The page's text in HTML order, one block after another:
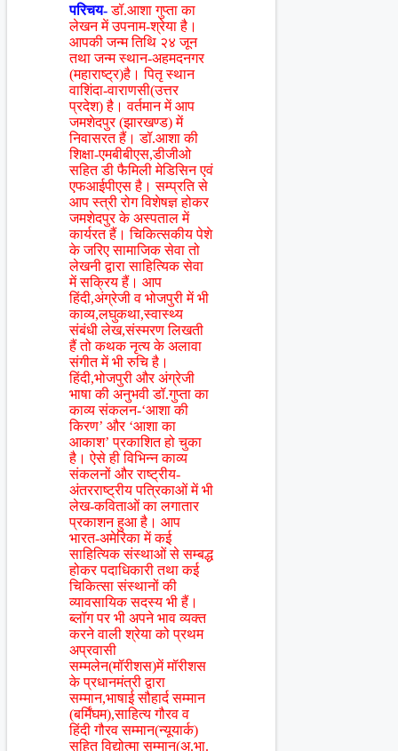
परिचय-डॉ.आशा गुप्ता का
लेखन में उपनाम-श्रेया है।
आपकी जन्म तिथि २४ जून
तथा जन्म स्थान-अहमदनगर
(महाराष्ट्र)है। पितृ स्थान
वाशिंदा-वाराणसी(उत्तर
प्रदेश) है। वर्तमान में आप
जमशेदपुर (झारखण्ड) में
निवासरत हैं। डॉ.आशा की
शिक्षा-एमबीबीएस,डीजीओ
सहित डी फैमिली मेडिसिन एवं
एफआईपीएस है। सम्प्रति से
आप स्त्री रोग विशेषज्ञ होकर
जमशेदपुर के अस्पताल में
कार्यरत हैं। चिकित्सकीय पेशे
के जरिए सामाजिक सेवा तो
लेखनी द्वारा साहित्यिक सेवा
में सक्रिय हैं। आप
हिंदी,अंग्रेजी व भोजपुरी में भी
काव्य,लघुकथा,स्वास्थ्य
संबंधी लेख,संस्मरण लिखती
हैं तो कथक नृत्य के अलावा
संगीत में भी रुचि है।
हिंदी,भोजपुरी और अंग्रेजी
भाषा की अनुभवी डॉ.गुप्ता का
काव्य संकलन-‘आशा की
किरण’ और ‘आशा का
आकाश’ प्रकाशित हो चुका
है। ऐसे ही विभिन्न काव्य
संकलनों और राष्ट्रीय-
अंतरराष्ट्रीय पत्रिकाओं में भी
लेख-कविताओं का लगातार
प्रकाशन हुआ है। आप
भारत-अमेरिका में कई
साहित्यिक संस्थाओं से सम्बद्ध
होकर पदाधिकारी तथा कई
चिकित्सा संस्थानों की
व्यावसायिक सदस्य भी हैं।
ब्लॉग पर भी अपने भाव व्यक्त
करने वाली श्रेया को प्रथम
अप्रवासी
सम्मलेन(मॉरीशस)में मॉरीशस
के प्रधानमंत्री द्वारा
सम्मान,भाषाई सौहार्द सम्मान
(बर्मिंघम),साहित्य गौरव व
हिंदी गौरव सम्मान(न्यूयार्क)
सहित विद्योत्मा सम्मान(अ.भा.